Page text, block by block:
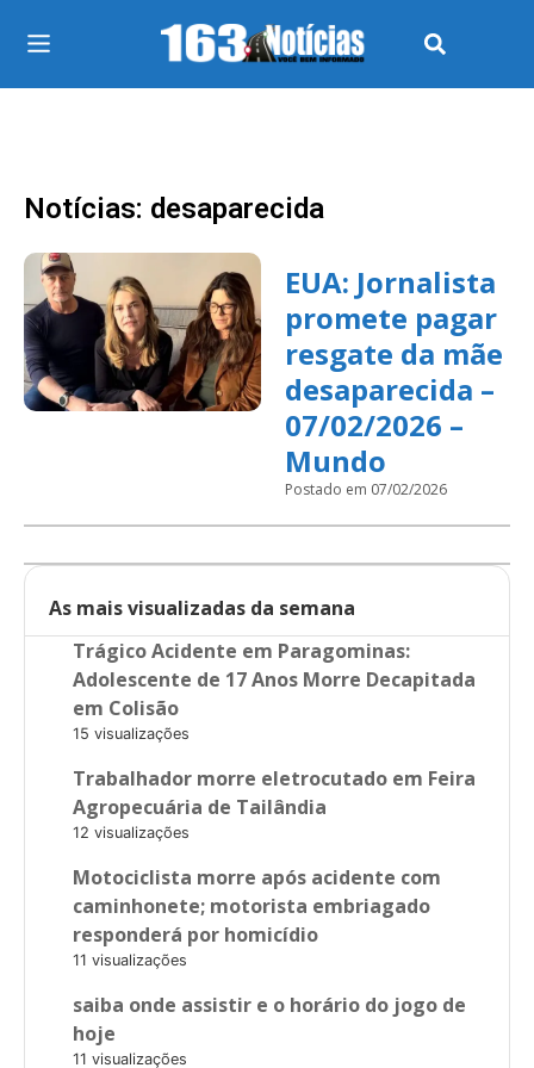
Notícias: desaparecida
EUA: Jornalista
promete pagar
resgate da mãe
desaparecida –
07/02/2026 –
Mundo
Postado em 07/02/2026
As mais visualizadas da semana
Trágico Acidente em Paragominas:
Adolescente de 17 Anos Morre Decapitada
em Colisão
15 visualizações
Trabalhador morre eletrocutado em Feira
Agropecuária de Tailândia
12 visualizações
Motociclista morre após acidente com
caminhonete; motorista embriagado
responderá por homicídio
11 visualizações
saiba onde assistir e o horário do jogo de
hoje
11 visualizações